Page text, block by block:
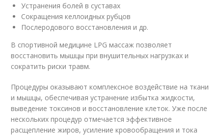
Устранения болей в суставах
Сокращения келлоидных рубцов
Послеродового восстановления и др.
В спортивной медицине LPG массаж позволяет
восстановить мышцы при внушительных нагрузках и
сократить риски травм.
Процедуры оказывают комплексное воздействие на ткани
и мышцы, обеспечивая устранение избытка жидкости,
выведение токсинов и восстановление клеток. Уже после
нескольких процедур отмечается эффективное
расщепление жиров, усиление кровообращения и тока